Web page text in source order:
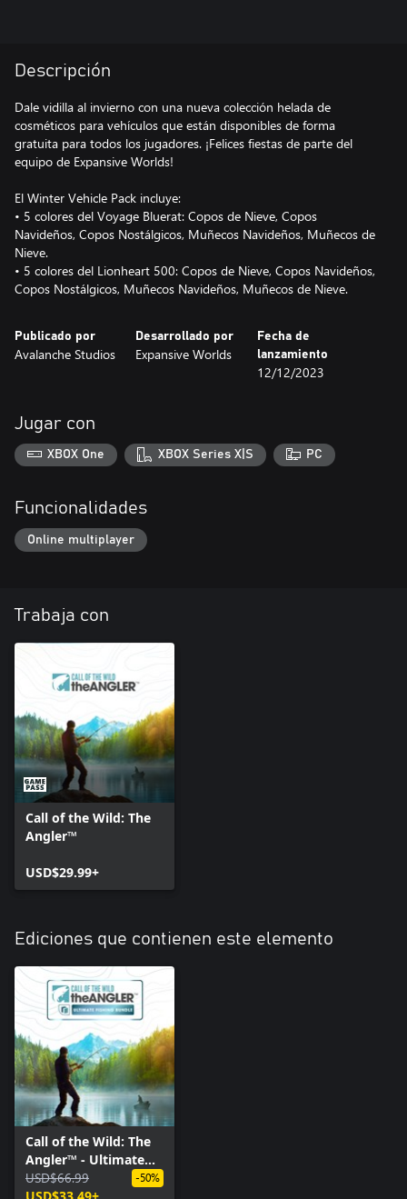
Descripción
Dale vidilla al invierno con una nueva colección helada de
cosméticos para vehículos que están disponibles de forma
gratuita para todos los jugadores. ¡Felices fiestas de parte del
equipo de Expansive Worlds!
El Winter Vehicle Pack incluye:
• 5 colores del Voyage Bluerat: Copos de Nieve, Copos
Navideños, Copos Nostálgicos, Muñecos Navideños, Muñecos de
Nieve.
• 5 colores del Lionheart 500: Copos de Nieve, Copos Navideños,
Copos Nostálgicos, Muñecos Navideños, Muñecos de Nieve.
Publicado por
Avalanche Studios
Desarrollado por
Expansive Worlds
Fecha de
lanzamiento
12/12/2023
Jugar con
XBOX One XBOX Series X|S PC
Funcionalidades
Online multiplayer
Trabaja con
Call of the Wild: The
Angler™
USD$29.99+
Ediciones que contienen este elemento
Call of the Wild: The
Angler™ - Ultimate
Fishing Bundle
USD$66.99
-50%